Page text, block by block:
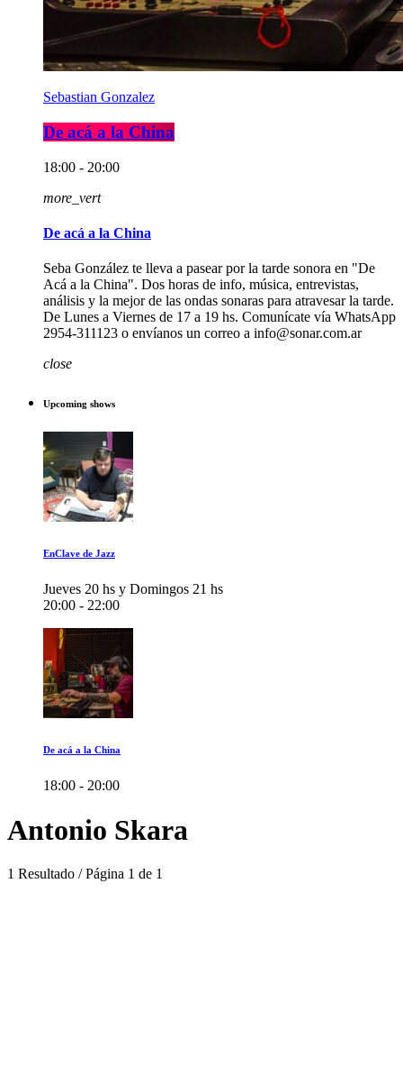
Sebastian Gonzalez
De acá a la China
18:00 - 20:00
more_vert
De acá a la China
Seba González te lleva a pasear por la tarde sonora en "De
Acá a la China". Dos horas de info, música, entrevistas,
análisis y la mejor de las ondas sonaras para atravesar la tarde.
De Lunes a Viernes de 17 a 19 hs. Comunícate vía WhatsApp
2954-311123 o envíanos un correo a info@sonar.com.ar
close
Upcoming shows
EnClave de Jazz
Jueves 20 hs y Domingos 21 hs
20:00 - 22:00
De acá a la China
18:00 - 20:00
Antonio Skara
1 Resultado / Página 1 de 1